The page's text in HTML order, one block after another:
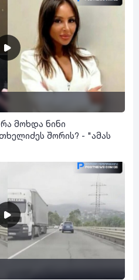
მოხდა ნინი
შორის? - "ამას